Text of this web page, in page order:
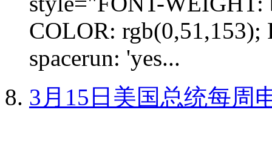
COLOR:
spacerun: 'yes...
3月15日美国总统每周